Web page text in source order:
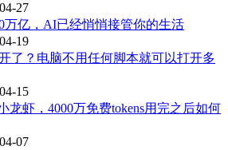
27
万亿，AI已经悄悄接管你的生活
19
了？电脑不用任何脚本就可以打开多
15
龙虾，4000万免费tokens用完之后如何
07